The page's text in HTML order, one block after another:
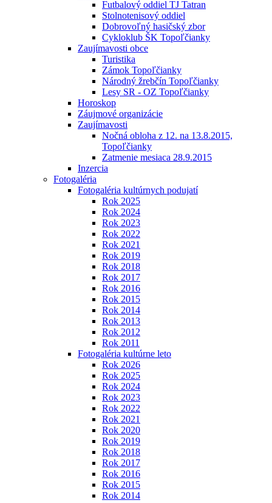
Futbalový oddiel TJ Tatran
Stolnotenisový oddiel
Dobrovoľný hasičský zbor
Cykloklub ŠK Topoľčianky
Zaujímavosti obce
Turistika
Zámok Topoľčianky
Národný žrebčín Topoľčianky
Lesy SR - OZ Topoľčianky
Horoskop
Záujmové organizácie
Zaujímavosti
Nočná obloha z 12. na 13.8.2015,
Topoľčianky
Zatmenie mesiaca 28.9.2015
Inzercia
Fotogaléria
Fotogaléria kultúrnych podujatí
Rok 2025
Rok 2024
Rok 2023
Rok 2022
Rok 2021
Rok 2019
Rok 2018
Rok 2017
Rok 2016
Rok 2015
Rok 2014
Rok 2013
Rok 2012
Rok 2011
Fotogaléria kultúrne leto
Rok 2026
Rok 2025
Rok 2024
Rok 2023
Rok 2022
Rok 2021
Rok 2020
Rok 2019
Rok 2018
Rok 2017
Rok 2016
Rok 2015
Rok 2014